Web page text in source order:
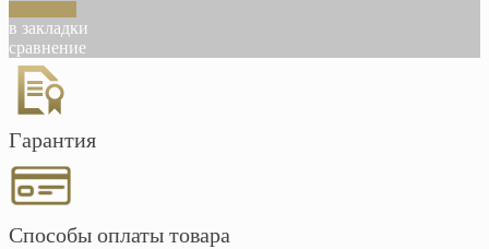
в закладки
сравнение
Гарантия
Способы оплаты товара